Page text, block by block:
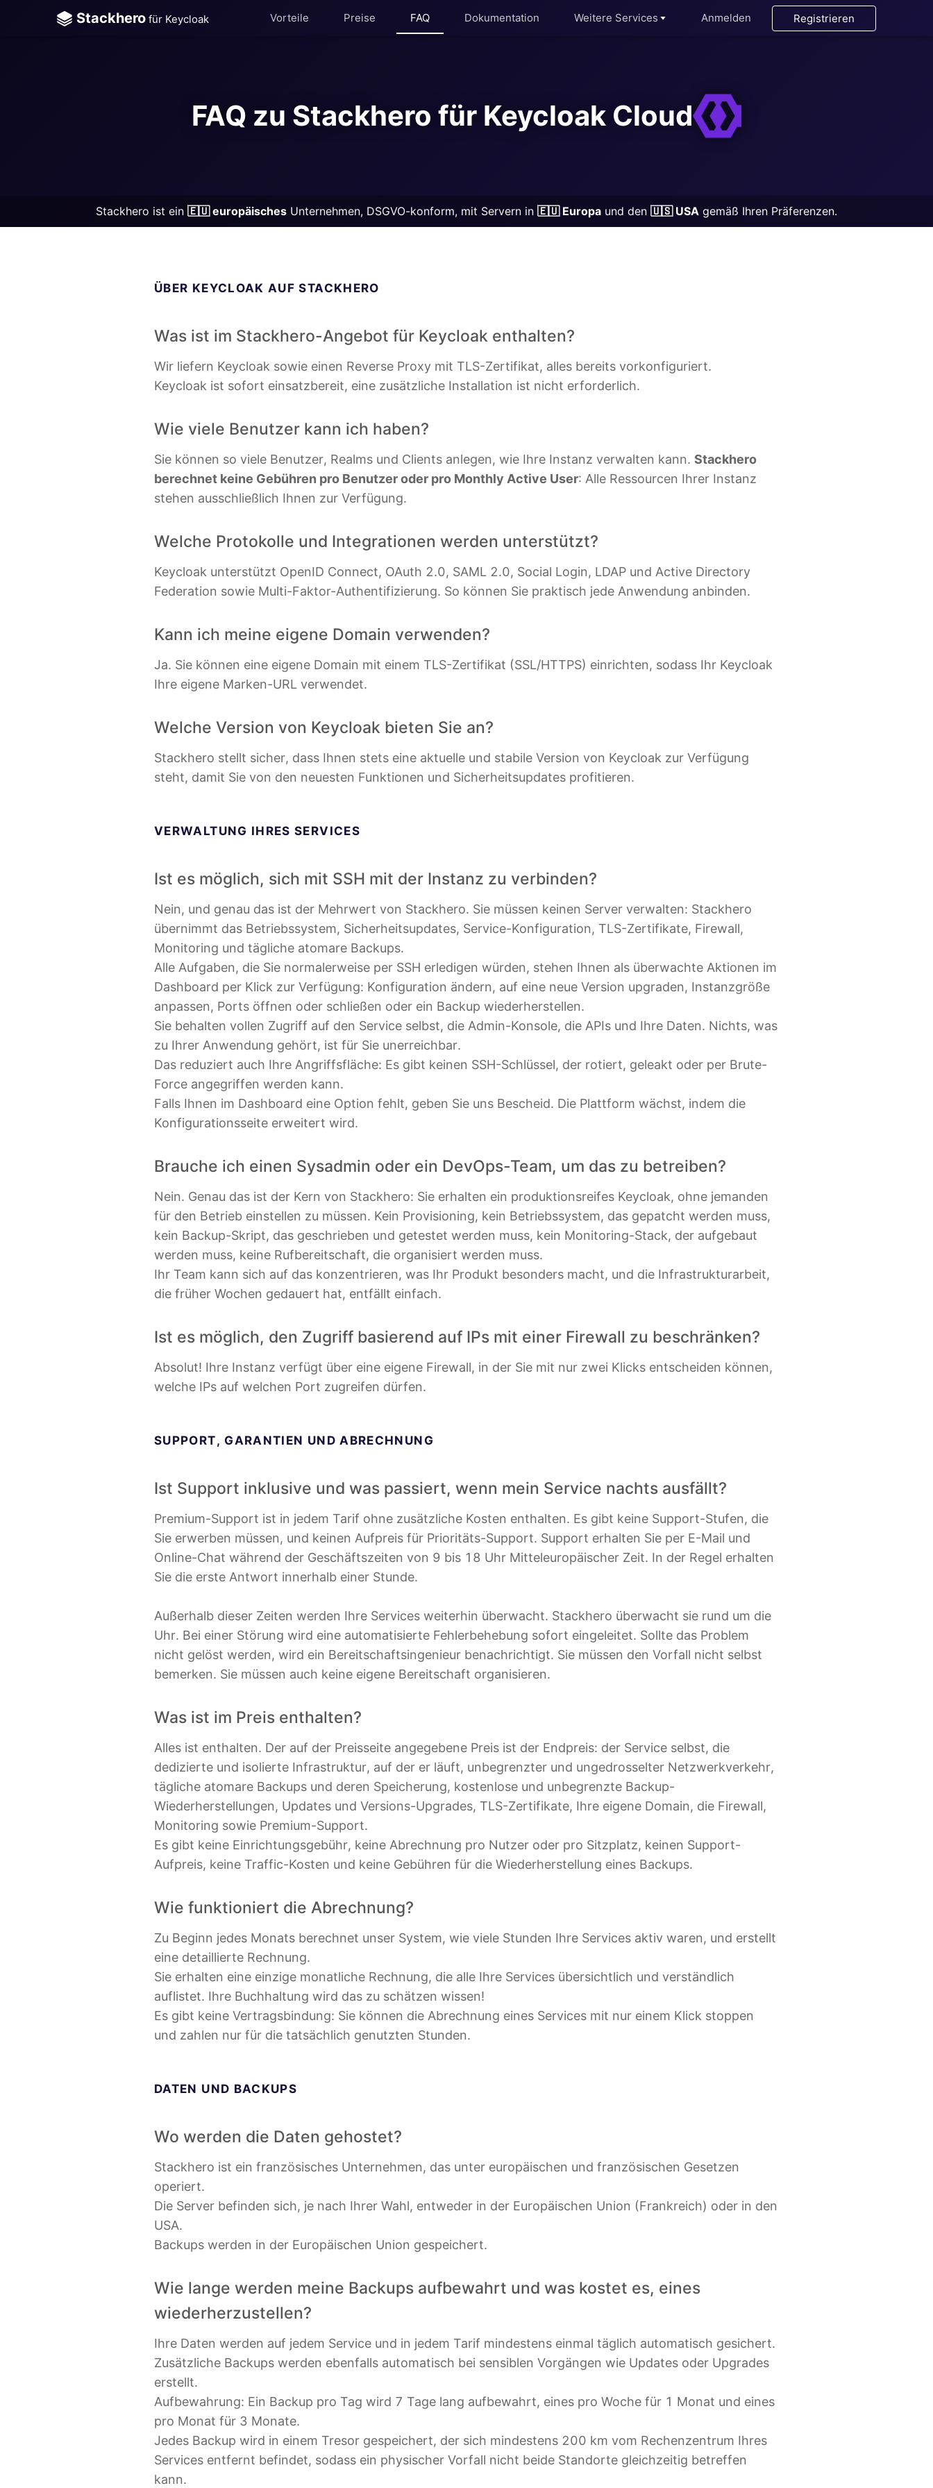
Stackhero für Keycloak Vorteile Preise FAQ Dokumentation Weitere Services
Code-Hero
GitLab
Grafana
Kubernetes Control Plane
Matomo
Mercure-Hub
Nextcloud
NocoDB
Node.js
RabbitMQ
Anmelden Registrieren
FAQ zu Stackhero für Keycloak Cloud
Stackhero ist ein 🇪🇺 europäisches Unternehmen, DSGVO-konform, mit Servern in 🇪🇺 Europa und den 🇺🇸 USA gemäß Ihren Präferenzen.
ÜBER KEYCLOAK AUF STACKHERO
Was ist im Stackhero-Angebot für Keycloak enthalten?
Wir liefern Keycloak sowie einen Reverse Proxy mit TLS-Zertifikat, alles bereits vorkonfiguriert.
Keycloak ist sofort einsatzbereit, eine zusätzliche Installation ist nicht erforderlich.
Wie viele Benutzer kann ich haben?
Sie können so viele Benutzer, Realms und Clients anlegen, wie Ihre Instanz verwalten kann. Stackhero
berechnet keine Gebühren pro Benutzer oder pro Monthly Active User: Alle Ressourcen Ihrer Instanz
stehen ausschließlich Ihnen zur Verfügung.
Welche Protokolle und Integrationen werden unterstützt?
Keycloak unterstützt OpenID Connect, OAuth 2.0, SAML 2.0, Social Login, LDAP und Active Directory
Federation sowie Multi-Faktor-Authentifizierung. So können Sie praktisch jede Anwendung anbinden.
Kann ich meine eigene Domain verwenden?
Ja. Sie können eine eigene Domain mit einem TLS-Zertifikat (SSL/HTTPS) einrichten, sodass Ihr Keycloak
Ihre eigene Marken-URL verwendet.
Welche Version von Keycloak bieten Sie an?
Stackhero stellt sicher, dass Ihnen stets eine aktuelle und stabile Version von Keycloak zur Verfügung
steht, damit Sie von den neuesten Funktionen und Sicherheitsupdates profitieren.
VERWALTUNG IHRES SERVICES
Ist es möglich, sich mit SSH mit der Instanz zu verbinden?
Nein, und genau das ist der Mehrwert von Stackhero. Sie müssen keinen Server verwalten: Stackhero
übernimmt das Betriebssystem, Sicherheitsupdates, Service-Konfiguration, TLS-Zertifikate, Firewall,
Monitoring und tägliche atomare Backups.
Alle Aufgaben, die Sie normalerweise per SSH erledigen würden, stehen Ihnen als überwachte Aktionen im
Dashboard per Klick zur Verfügung: Konfiguration ändern, auf eine neue Version upgraden, Instanzgröße
anpassen, Ports öffnen oder schließen oder ein Backup wiederherstellen.
Sie behalten vollen Zugriff auf den Service selbst, die Admin-Konsole, die APIs und Ihre Daten. Nichts, was
zu Ihrer Anwendung gehört, ist für Sie unerreichbar.
Das reduziert auch Ihre Angriffsfläche: Es gibt keinen SSH-Schlüssel, der rotiert, geleakt oder per Brute-
Force angegriffen werden kann.
Falls Ihnen im Dashboard eine Option fehlt, geben Sie uns Bescheid. Die Plattform wächst, indem die
Konfigurationsseite erweitert wird.
Brauche ich einen Sysadmin oder ein DevOps-Team, um das zu betreiben?
Nein. Genau das ist der Kern von Stackhero: Sie erhalten ein produktionsreifes Keycloak, ohne jemanden
für den Betrieb einstellen zu müssen. Kein Provisioning, kein Betriebssystem, das gepatcht werden muss,
kein Backup-Skript, das geschrieben und getestet werden muss, kein Monitoring-Stack, der aufgebaut
werden muss, keine Rufbereitschaft, die organisiert werden muss.
Ihr Team kann sich auf das konzentrieren, was Ihr Produkt besonders macht, und die Infrastrukturarbeit,
die früher Wochen gedauert hat, entfällt einfach.
Ist es möglich, den Zugriff basierend auf IPs mit einer Firewall zu beschränken?
Absolut! Ihre Instanz verfügt über eine eigene Firewall, in der Sie mit nur zwei Klicks entscheiden können,
welche IPs auf welchen Port zugreifen dürfen.
SUPPORT, GARANTIEN UND ABRECHNUNG
Ist Support inklusive und was passiert, wenn mein Service nachts ausfällt?
Premium-Support ist in jedem Tarif ohne zusätzliche Kosten enthalten. Es gibt keine Support-Stufen, die
Sie erwerben müssen, und keinen Aufpreis für Prioritäts-Support. Support erhalten Sie per E-Mail und
Online-Chat während der Geschäftszeiten von 9 bis 18 Uhr Mitteleuropäischer Zeit. In der Regel erhalten
Sie die erste Antwort innerhalb einer Stunde.
Außerhalb dieser Zeiten werden Ihre Services weiterhin überwacht. Stackhero überwacht sie rund um die
Uhr. Bei einer Störung wird eine automatisierte Fehlerbehebung sofort eingeleitet. Sollte das Problem
nicht gelöst werden, wird ein Bereitschaftsingenieur benachrichtigt. Sie müssen den Vorfall nicht selbst
bemerken. Sie müssen auch keine eigene Bereitschaft organisieren.
Was ist im Preis enthalten?
Alles ist enthalten. Der auf der Preisseite angegebene Preis ist der Endpreis: der Service selbst, die
dedizierte und isolierte Infrastruktur, auf der er läuft, unbegrenzter und ungedrosselter Netzwerkverkehr,
tägliche atomare Backups und deren Speicherung, kostenlose und unbegrenzte Backup-
Wiederherstellungen, Updates und Versions-Upgrades, TLS-Zertifikate, Ihre eigene Domain, die Firewall,
Monitoring sowie Premium-Support.
Es gibt keine Einrichtungsgebühr, keine Abrechnung pro Nutzer oder pro Sitzplatz, keinen Support-
Aufpreis, keine Traffic-Kosten und keine Gebühren für die Wiederherstellung eines Backups.
Wie funktioniert die Abrechnung?
Zu Beginn jedes Monats berechnet unser System, wie viele Stunden Ihre Services aktiv waren, und erstellt
eine detaillierte Rechnung.
Sie erhalten eine einzige monatliche Rechnung, die alle Ihre Services übersichtlich und verständlich
auflistet. Ihre Buchhaltung wird das zu schätzen wissen!
Es gibt keine Vertragsbindung: Sie können die Abrechnung eines Services mit nur einem Klick stoppen
und zahlen nur für die tatsächlich genutzten Stunden.
DATEN UND BACKUPS
Wo werden die Daten gehostet?
Stackhero ist ein französisches Unternehmen, das unter europäischen und französischen Gesetzen
operiert.
Die Server befinden sich, je nach Ihrer Wahl, entweder in der Europäischen Union (Frankreich) oder in den
USA.
Backups werden in der Europäischen Union gespeichert.
Wie lange werden meine Backups aufbewahrt und was kostet es, eines
wiederherzustellen?
Ihre Daten werden auf jedem Service und in jedem Tarif mindestens einmal täglich automatisch gesichert.
Zusätzliche Backups werden ebenfalls automatisch bei sensiblen Vorgängen wie Updates oder Upgrades
erstellt.
Aufbewahrung: Ein Backup pro Tag wird 7 Tage lang aufbewahrt, eines pro Woche für 1 Monat und eines
pro Monat für 3 Monate.
Jedes Backup wird in einem Tresor gespeichert, der sich mindestens 200 km vom Rechenzentrum Ihres
Services entfernt befindet, sodass ein physischer Vorfall nicht beide Standorte gleichzeitig betreffen
kann.